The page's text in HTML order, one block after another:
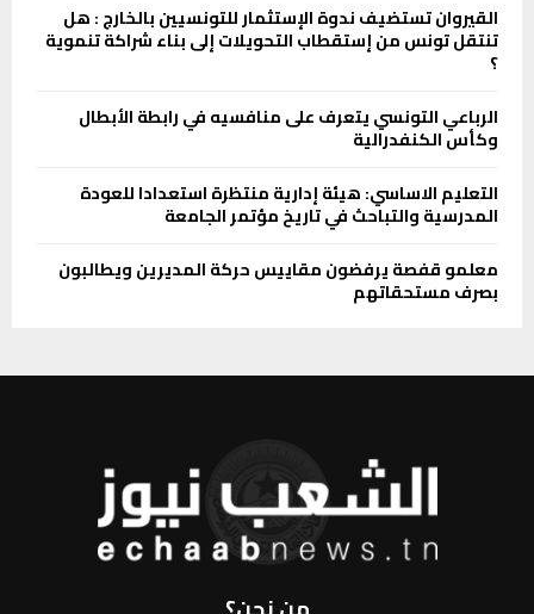
القيروان تستضيف ندوة الإستثمار للتونسيين بالخارج : هل
تنتقل تونس من إستقطاب التحويلات إلى بناء شراكة تنموية
؟
الرباعي التونسي يتعرف على منافسيه في رابطة الأبطال
وكأس الكنفدرالية
التعليم الاساسي: هيئة إدارية منتظرة استعدادا للعودة
المدرسية والتباحث في تاريخ مؤتمر الجامعة
معلمو قفصة يرفضون مقاييس حركة المديرين ويطالبون
بصرف مستحقاتهم